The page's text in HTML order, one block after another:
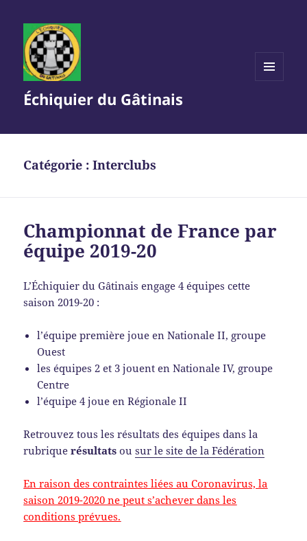
Échiquier du Gâtinais
Catégorie :Interclubs
Championnat de France par
équipe 2019-20
L’Échiquier du Gâtinais engage 4 équipes cette
saison 2019-20 :
l’équipe première joue en Nationale II, groupe
Ouest
les équipes 2 et 3 jouent en Nationale IV, groupe
Centre
l’équipe 4 joue en Régionale II
Retrouvez tous les résultats des équipes dans la
rubriquerésultats ousur le site de la Fédération
En raison des contraintes liées au Coronavirus, la
saison 2019-2020 ne peut s’achever dans les
conditions prévues.